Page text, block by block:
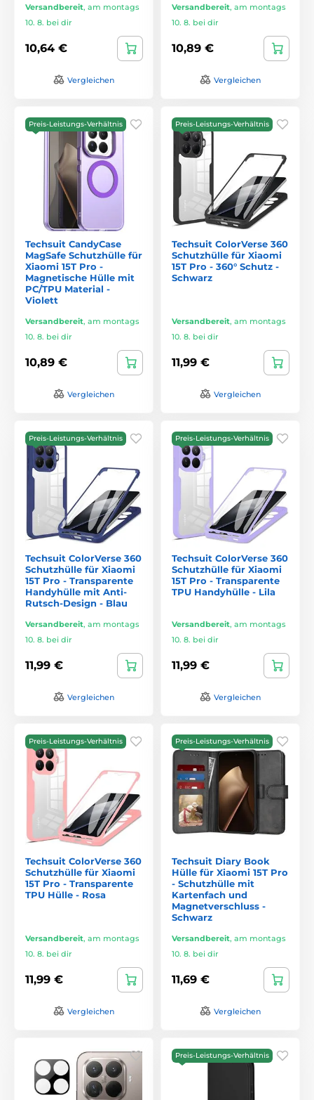
Versandbereit, am montags
10. 8. bei dir
10,64 €
Vergleichen
Versandbereit, am montags
10. 8. bei dir
10,89 €
Vergleichen
Preis-Leistungs-Verhältnis
Techsuit CandyCase
MagSafe Schutzhülle für
Xiaomi 15T Pro -
Magnetische Hülle mit
PC/TPU Material -
Violett
Versandbereit, am montags
10. 8. bei dir
10,89 €
Vergleichen
Preis-Leistungs-Verhältnis
Techsuit ColorVerse 360
Schutzhülle für Xiaomi
15T Pro - 360° Schutz -
Schwarz
Versandbereit, am montags
10. 8. bei dir
11,99 €
Vergleichen
Preis-Leistungs-Verhältnis
Techsuit ColorVerse 360
Schutzhülle für Xiaomi
15T Pro - Transparente
Handyhülle mit Anti-
Rutsch-Design - Blau
Versandbereit, am montags
10. 8. bei dir
11,99 €
Vergleichen
Preis-Leistungs-Verhältnis
Techsuit ColorVerse 360
Schutzhülle für Xiaomi
15T Pro - Transparente
TPU Handyhülle - Lila
Versandbereit, am montags
10. 8. bei dir
11,99 €
Vergleichen
Preis-Leistungs-Verhältnis
Techsuit ColorVerse 360
Schutzhülle für Xiaomi
15T Pro - Transparente
TPU Hülle - Rosa
Versandbereit, am montags
10. 8. bei dir
11,99 €
Vergleichen
Preis-Leistungs-Verhältnis
Techsuit Diary Book
Hülle für Xiaomi 15T Pro
- Schutzhülle mit
Kartenfach und
Magnetverschluss -
Schwarz
Versandbereit, am montags
10. 8. bei dir
11,69 €
Vergleichen
Preis-Leistungs-Verhältnis